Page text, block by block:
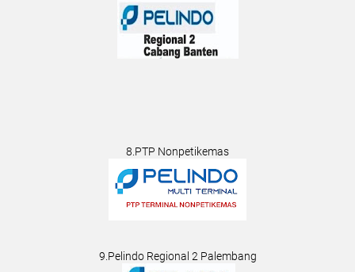
8.PTP Nonpetikemas
9.Pelindo Regional 2 Palembang